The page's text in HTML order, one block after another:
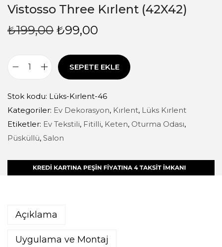
Vistosso Three Kırlent (42X42)
₺199,00 ₺99,00
SEPETE EKLE
Stok kodu: Lüks-Kırlent-46
Kategoriler: Ev Dekorasyon, Kırlent, Lüks Kırlent
Etiketler: Ev Tekstili, Fitilli, Keten, Oturma Odası,
Püsküllü, Salon
Açıklama
Uygulama ve Montaj